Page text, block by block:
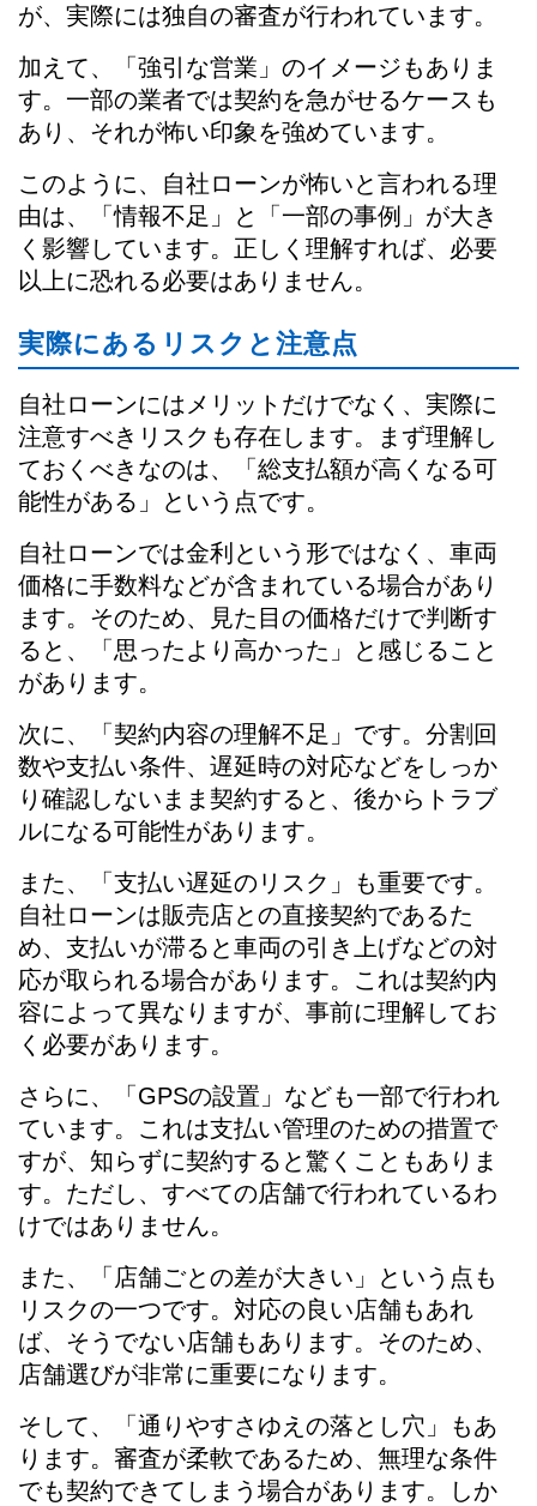
が、実際には独自の審査が行われています。
加えて、「強引な営業」のイメージもありま
す。一部の業者では契約を急がせるケースも
あり、それが怖い印象を強めています。
このように、自社ローンが怖いと言われる理
由は、「情報不足」と「一部の事例」が大き
く影響しています。正しく理解すれば、必要
以上に恐れる必要はありません。
実際にあるリスクと注意点
自社ローンにはメリットだけでなく、実際に
注意すべきリスクも存在します。まず理解し
ておくべきなのは、「総支払額が高くなる可
能性がある」という点です。
自社ローンでは金利という形ではなく、車両
価格に手数料などが含まれている場合があり
ます。そのため、見た目の価格だけで判断す
ると、「思ったより高かった」と感じること
があります。
次に、「契約内容の理解不足」です。分割回
数や支払い条件、遅延時の対応などをしっか
り確認しないまま契約すると、後からトラブ
ルになる可能性があります。
また、「支払い遅延のリスク」も重要です。
自社ローンは販売店との直接契約であるた
め、支払いが滞ると車両の引き上げなどの対
応が取られる場合があります。これは契約内
容によって異なりますが、事前に理解してお
く必要があります。
さらに、「GPSの設置」なども一部で行われ
ています。これは支払い管理のための措置で
すが、知らずに契約すると驚くこともありま
す。ただし、すべての店舗で行われているわ
けではありません。
また、「店舗ごとの差が大きい」という点も
リスクの一つです。対応の良い店舗もあれ
ば、そうでない店舗もあります。そのため、
店舗選びが非常に重要になります。
そして、「通りやすさゆえの落とし穴」もあ
ります。審査が柔軟であるため、無理な条件
でも契約できてしまう場合があります。しか